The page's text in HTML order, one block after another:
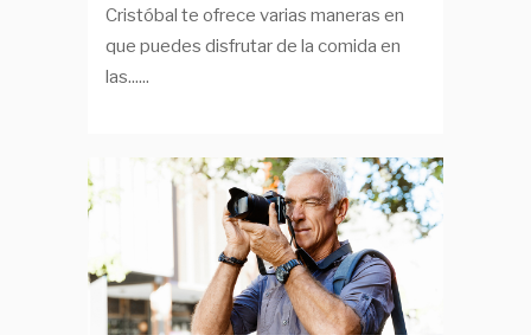
Cristóbal te ofrece varias maneras en
que puedes disfrutar de la comida en
las......